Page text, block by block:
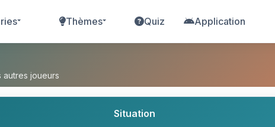
Thèmes Quiz Application
Youtube ou Partager une vidéo YouTube ?
joueurs
Situation